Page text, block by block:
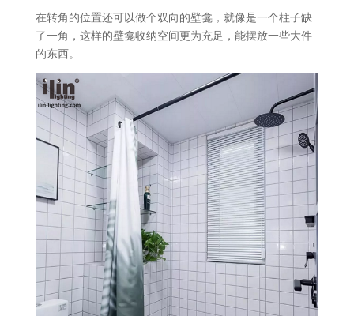
在转角的位置还可以做个双向的壁龛，就像是一个柱子缺
了一角，这样的壁龛收纳空间更为充足，能摆放一些大件
的东西。